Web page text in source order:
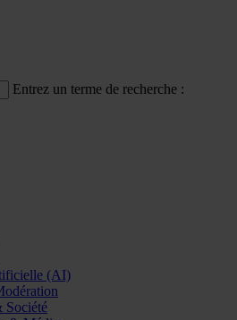
Entrez un terme de recherche :
(AI)
Société